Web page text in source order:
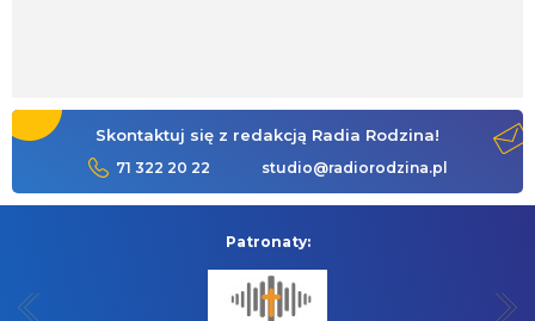
Skontaktuj się z redakcją Radia Rodzina!
71 322 20 22 studio@radiorodzina.pl
Patronaty: